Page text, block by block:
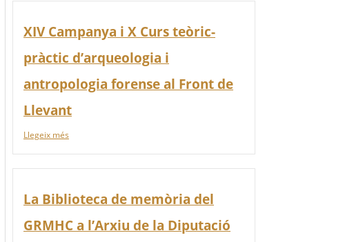
XIV Campanya i X Curs teòric-
pràctic d’arqueologia i
antropologia forense al Front de
Llevant
Llegeix més
La Biblioteca de memòria del
GRMHC a l’Arxiu de la Diputació